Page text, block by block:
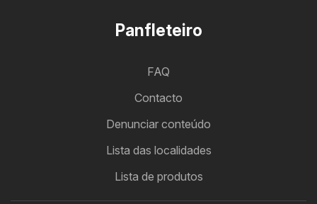
Panfleteiro
FAQ
Contacto
Denunciar conteúdo
Lista das localidades
Lista de produtos